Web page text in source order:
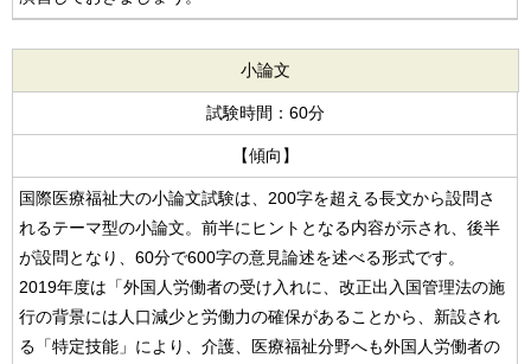
小論文
試験時間：60分
【傾向】
国際医療福祉大の小論文試験は、200字を超える長文から設問さ
れるテーマ型の小論文。前半にヒントとなる内容が示され、後半
が設問となり、60分で600字の意見論述を述べる形式です。
2019年度は「外国人労働者の受け入れに、改正出入国管理法の施
行の背景には人口減少と労働力の確保があることから、新設され
る「特定技能」により、介護、医療福祉分野へも外国人労働者の